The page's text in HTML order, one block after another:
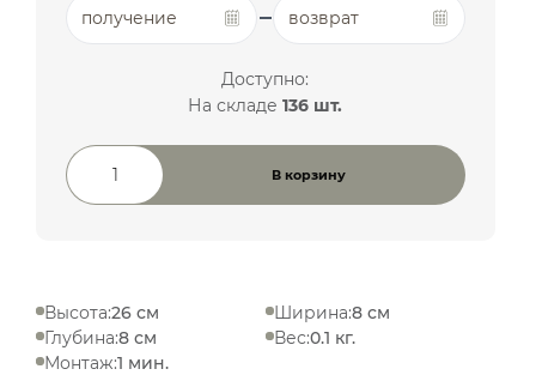
получение возврат
Доступно:
На складе136 шт.
Количество товара
В корзину
Высота:26 см Ширина:8 см
Глубина:8 см Вес:0.1 кг.
Монтаж:1 мин.